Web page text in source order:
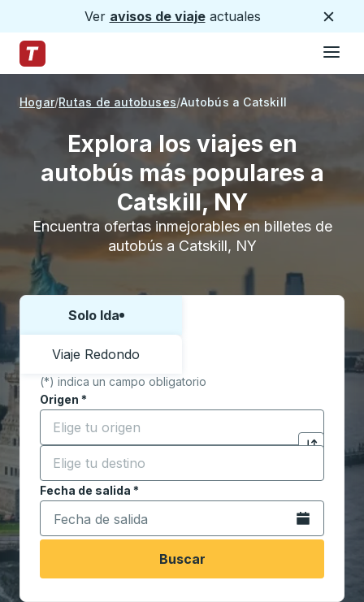
Ver avisos de viajeactuales
Página de inicio de Trailways
Hogar Rutas de autobuses Autobús a Catskill
Explora los viajes en
autobús más populares a
Catskill, NY
Encuentra ofertas inmejorables en billetes de
autobús a Catskill, NY
Elija una forma o viaje de ida y vuelta:
Solo Ida
Viaje Redondo
(*) indica un campo obligatorio
Origen *
Comience a escribir la ciudad de origen para abrir
Haga clic
Destino *
Comience a escribir la ciudad de destino para
Fecha de salida *
Escriba la fecha en formato de fecha Barra diagonal
Abra el
Buscar